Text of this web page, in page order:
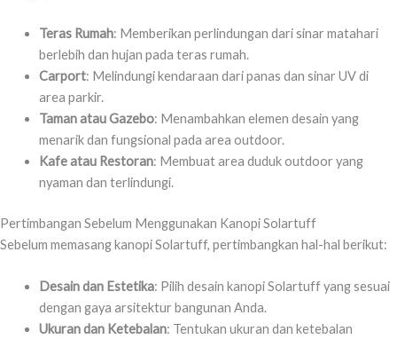
Teras Rumah: Memberikan perlindungan dari sinar matahari
berlebih dan hujan pada teras rumah.
Carport: Melindungi kendaraan dari panas dan sinar UV di
area parkir.
Taman atau Gazebo: Menambahkan elemen desain yang
menarik dan fungsional pada area outdoor.
Kafe atau Restoran: Membuat area duduk outdoor yang
nyaman dan terlindungi.
Pertimbangan Sebelum Menggunakan Kanopi Solartuff
Sebelum memasang kanopi Solartuff, pertimbangkan hal-hal berikut:
Desain dan Estetika: Pilih desain kanopi Solartuff yang sesuai
dengan gaya arsitektur bangunan Anda.
Ukuran dan Ketebalan: Tentukan ukuran dan ketebalan